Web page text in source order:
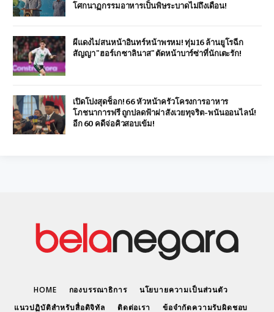
โศกนาฏกรรมอาหารเป็นพิษระบาดไม่ถึงเดือน!
ผีแดงไม่สนหน้าอินทร์หน้าพรหม! ทุ่ม 16 ล้านยูโรฉีก
สัญญา "ฮอร์เก ซาลินาส" ตัดหน้าบาร์ซ่าที่นักเตะรัก!
เปิดโปงสุดช็อก! 66 หัวหน้าครัวโครงการอาหาร
โภชนาการฟรี ถูกปลดฟ้าผ่า สังเวยทุจริต-พนันออนไลน์!
อีก 60 คดีจ่อคิวสอบเข้ม!
HOME กองบรรณาธิการ
นโยบายความเป็นส่วนตัว
แนวปฏิบัติสำหรับสื่อดิจิทัล
ติดต่อเรา ข้อจำกัดความรับผิดชอบ